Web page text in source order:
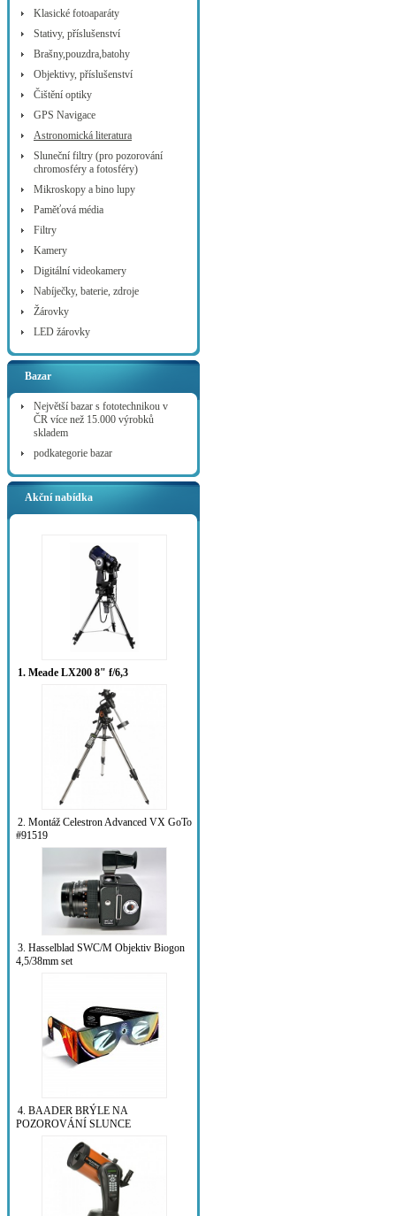
Klasické fotoaparáty
Stativy, příslušenství
Brašny,pouzdra,batohy
Objektivy, příslušenství
Čištění optiky
GPS Navigace
Astronomická literatura
Sluneční filtry (pro pozorování
chromosféry a fotosféry)
Mikroskopy a bino lupy
Paměťová média
Filtry
Kamery
Digitální videokamery
Nabíječky, baterie, zdroje
Žárovky
LED žárovky
Bazar
Největší bazar s fototechnikou v
ČR více než 15.000 výrobků
skladem
podkategorie bazar
Akční nabídka
1. Meade LX200 8" f/6,3
2. Montáž Celestron Advanced VX GoTo
#91519
3. Hasselblad SWC/M Objektiv Biogon
4,5/38mm set
4. BAADER BRÝLE NA
POZOROVÁNÍ SLUNCE